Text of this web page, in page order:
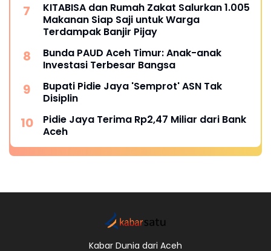
KITABISA dan Rumah Zakat Salurkan 1.005
Makanan Siap Saji untuk Warga
Terdampak Banjir Pijay
Bunda PAUD Aceh Timur: Anak-anak
Investasi Terbesar Bangsa
Bupati Pidie Jaya 'Semprot' ASN Tak
Disiplin
Pidie Jaya Terima Rp2,47 Miliar dari Bank
Aceh
Kabar Dunia dari Aceh